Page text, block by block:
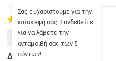
a.
ΔΩΡΕΑΝ και καλό
Σας ευχαριστούμε για την
επίσκεψή σας! Συνδεθείτε
για να λάβετε την
ανταμοιβή σας των 5
πόντων!